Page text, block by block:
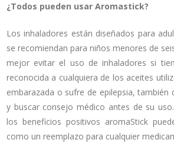
¿Todos pueden usar Aromastick?
Los inhaladores están diseñados para
se recomiendan para niños menores de
mejor evitar el uso de inhaladores si
reconocida a cualquiera de los aceites
embarazada o sufre de epilepsia, también
y buscar consejo médico antes de su
los beneficios positivos aromaStick
como un reemplazo para cualquier